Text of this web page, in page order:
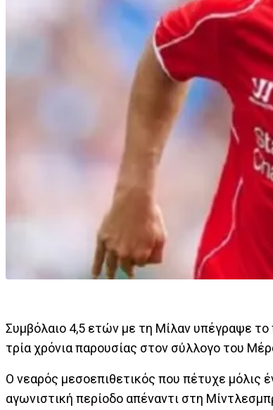
Συμβόλαιο 4,5 ετών με τη Μίλαν υπέγραψε
τρία χρόνια παρουσίας στον σύλλογο του
Ο νεαρός μεσοεπιθετικός που πέτυχε μόλις
αγωνιστική περίοδο απέναντι στη